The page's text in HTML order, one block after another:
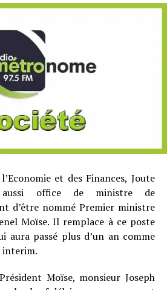
et des Finances, Joute
office de ministre de
d’être nommé Premier ministre
Moïse. Il remplace à ce poste
aura passé plus d’un an comme
interim.
Moïse, monsieur Joseph